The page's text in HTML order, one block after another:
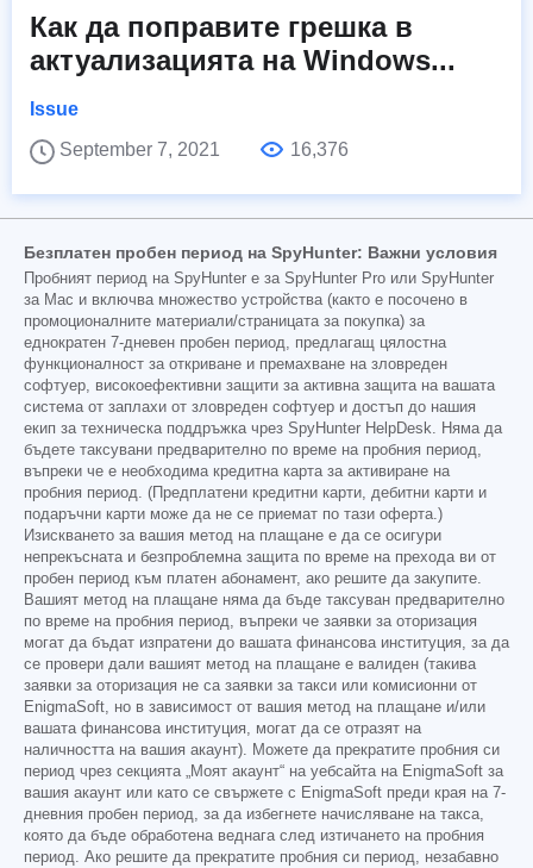
Как да поправите грешка в
актуализацията на Windows...
Issue
September 7, 2021
16,376
Безплатен пробен период на SpyHunter: Важни условия
Пробният период на SpyHunter е за SpyHunter Pro или SpyHunter
за Mac и включва множество устройства (както е посочено в
промоционалните материали/страницата за покупка) за
еднократен 7-дневен пробен период, предлагащ цялостна
функционалност за откриване и премахване на зловреден
софтуер, високоефективни защити за активна защита на вашата
система от заплахи от зловреден софтуер и достъп до нашия
екип за техническа поддръжка чрез SpyHunter HelpDesk. Няма да
бъдете таксувани предварително по време на пробния период,
въпреки че е необходима кредитна карта за активиране на
пробния период. (Предплатени кредитни карти, дебитни карти и
подаръчни карти може да не се приемат по тази оферта.)
Изискването за вашия метод на плащане е да се осигури
непрекъсната и безпроблемна защита по време на прехода ви от
пробен период към платен абонамент, ако решите да закупите.
Вашият метод на плащане няма да бъде таксуван предварително
по време на пробния период, въпреки че заявки за оторизация
могат да бъдат изпратени до вашата финансова институция, за да
се провери дали вашият метод на плащане е валиден (такива
заявки за оторизация не са заявки за такси или комисионни от
EnigmaSoft, но в зависимост от вашия метод на плащане и/или
вашата финансова институция, могат да се отразят на
наличността на вашия акаунт). Можете да прекратите пробния си
период чрез секцията „Моят акаунт“ на уебсайта на EnigmaSoft за
вашия акаунт или като се свържете с EnigmaSoft преди края на 7-
дневния пробен период, за да избегнете начисляване на такса,
която да бъде обработена веднага след изтичането на пробния
период. Ако решите да прекратите пробния си период, незабавно